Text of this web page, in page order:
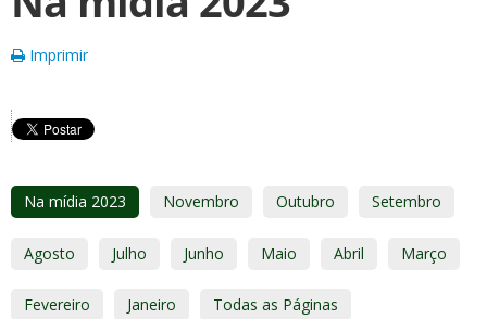
Imprimir
Na mídia 2023 Novembro Outubro Setembro
Agosto Julho Junho Maio Abril Março
Fevereiro Janeiro Todas as Páginas